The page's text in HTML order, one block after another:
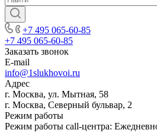
+7 495 065-60-85
+7 495 065-60-85
Заказать звонок
E-mail
info@1slukhovoi.ru
Адрес
г. Москва, ул. Мытная, 58
г. Москва, Северный бульвар, 2
Режим работы
Режим работы call-центра: